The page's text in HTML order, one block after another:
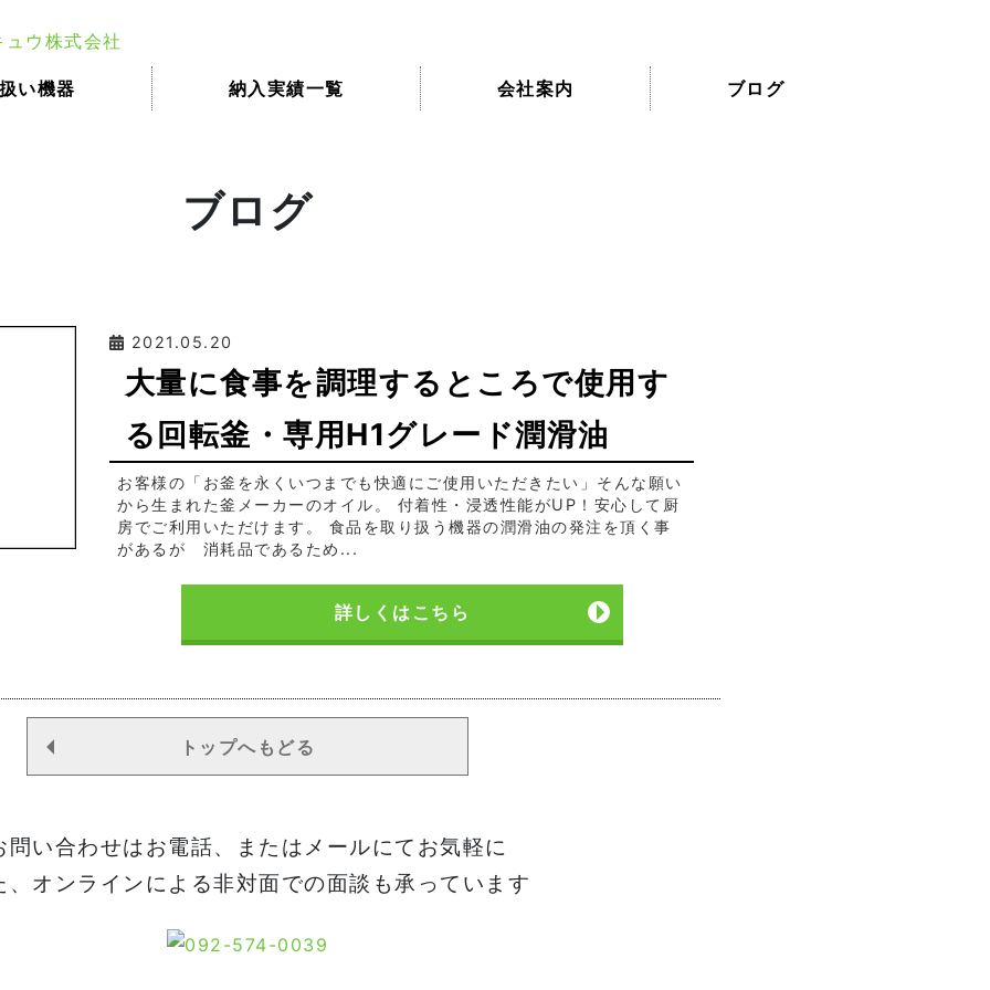
い機器 納入実績一覧 会社案内 ブログ
ブログ
2021.05.20
大量に食事を調理するところで使用す
る回転釜・専用H1グレード潤滑油
お客様の「お釜を永くいつまでも快適にご使用いただきたい」そんな願い
から生まれた釜メーカーのオイル。 付着性・浸透性能がUP！安心して厨
房でご利用いただけます。 食品を取り扱う機器の潤滑油の発注を頂く事
があるが 消耗品であるため...
詳しくはこちら
トップへもどる
問い合わせはお電話、またはメールにてお気軽に
、オンラインによる非対面での面談も承っています